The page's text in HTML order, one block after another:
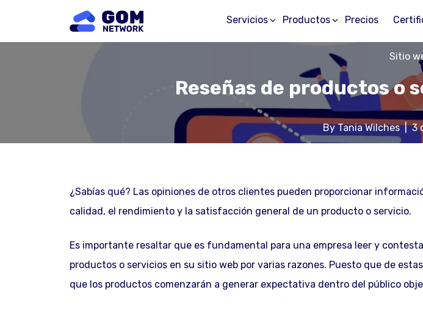
Servicios Productos Precios
Reseñas de productos o
Sitio
ByTania Wilches | 3
¿Sabías qué? Las opiniones de otros clientes pueden proporcionar
calidad, el rendimiento y la satisfacción general de un producto o servicio.
Es importante resaltar que es fundamental para una empresa leer y
productos o servicios en su sitio web por varias razones. Puesto que de
que los productos comenzarán a generar expectativa dentro del público